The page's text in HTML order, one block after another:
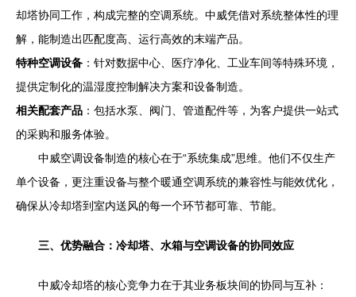
却塔协同工作，构成完整的空调系统。中威凭借对系统整体性的理
解，能制造出匹配度高、运行高效的末端产品。
特种空调设备 ：针对数据中心、医疗净化、工业车间等特殊环境，
提供定制化的温湿度控制解决方案和设备制造。
相关配套产品 ：包括水泵、阀门、管道配件等，为客户提供一站式
的采购和服务体验。
中威空调设备制造的核心在于“系统集成”思维。他们不仅生产
单个设备，更注重设备与整个暖通空调系统的兼容性与能效优化，
确保从冷却塔到室内送风的每一个环节都可靠、节能。
三、优势融合：冷却塔、水箱与空调设备的协同效应
中威冷却塔的核心竞争力在于其业务板块间的协同与互补：